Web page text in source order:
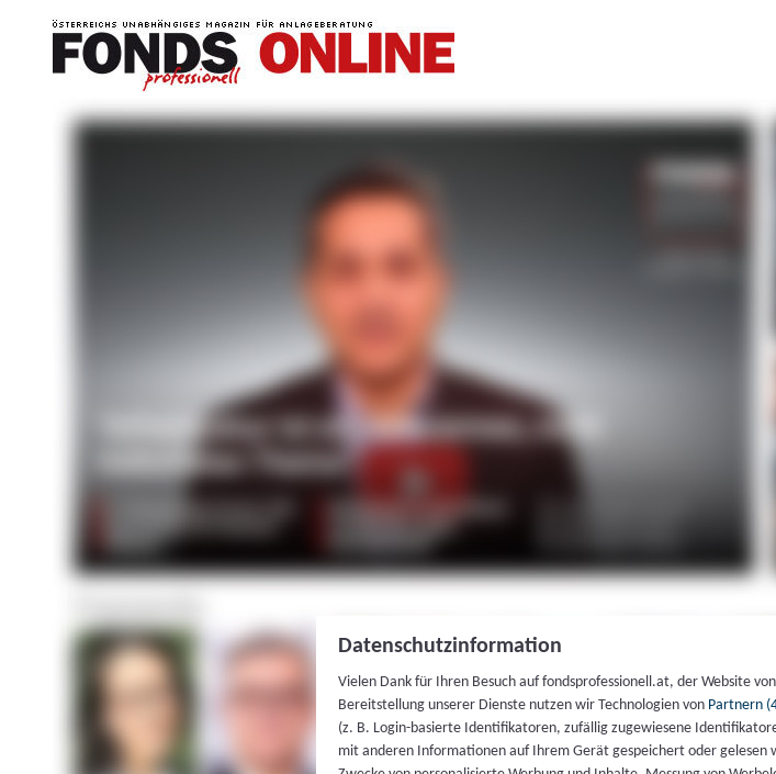
Datenschutzinformation
Vielen Dank für Ihren Besuch auf fondsprofessionell.at, der Website
Bereitstellung unserer Dienste nutzen wir Technologien von Partnern
(z. B. Login-basierte Identifikatoren, zufällig zugewiesene
mit anderen Informationen auf Ihrem Gerät gespeichert oder